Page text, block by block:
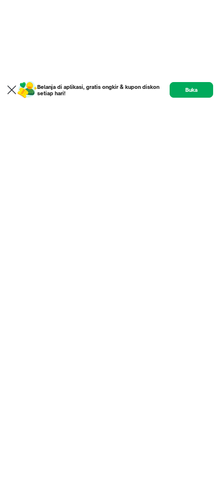
Belanja di aplikasi, gratis ongkir & kupon diskon
setiap hari!
Buka